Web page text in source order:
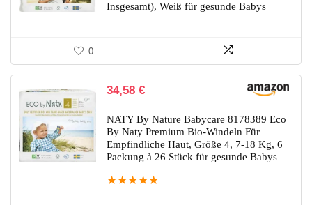
Insgesamt), Weiß für gesunde Babys
0
34,58 €
NATY By Nature Babycare 8178389 Eco
By Naty Premium Bio-Windeln Für
Empfindliche Haut, Größe 4, 7-18 Kg, 6
Packung à 26 Stück für gesunde Babys
★★★★★